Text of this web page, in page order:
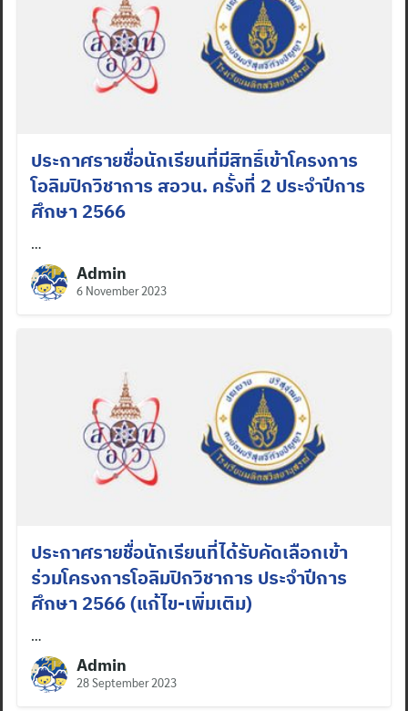
Search
ประกาศรายชื่อนักเรียนที่มีสิทธิ์เข้าโครงการ
โอลิมปิกวิชาการ สอวน. ครั้งที่ 2 ประจำปีการ
ศึกษา 2566
…
Admin
6 November 2023
ประกาศรายชื่อนักเรียนที่ได้รับคัดเลือกเข้า
ร่วมโครงการโอลิมปิกวิชาการ ประจำปีการ
ศึกษา 2566 (แก้ไข-เพิ่มเติม)
…
Admin
28 September 2023